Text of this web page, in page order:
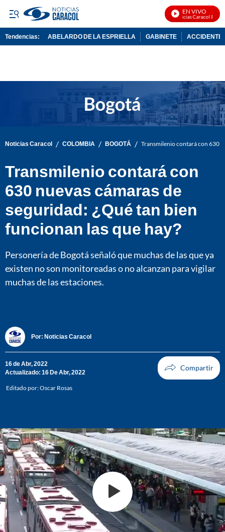
EN VIVO
Noticias Caracol En
Tendencias: ABELARDO DE LA ESPRIELLA GABINETE ACCIDENTE
Noticias Caracol / COLOMBIA / BOGOTÁ / Transmilenio contará con 630
Transmilenio contará con
630 nuevas cámaras de
seguridad: ¿Qué tan bien
funcionan las que hay?
Personería de Bogotá señaló que muchas de las que ya
existen no son monitoreadas o no alcanzan para vigilar
muchas de las estaciones.
Por: Noticias Caracol
16 de Abr, 2022
Actualizado: 16 De Abr, 2022
Editado por:Oscar Rosas